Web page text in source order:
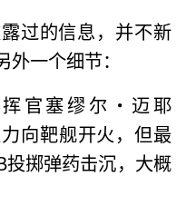
过的信息，并不新
一个细节：
官塞缪尔·迈耶
向靶舰开火，但最
掷弹药击沉，大概